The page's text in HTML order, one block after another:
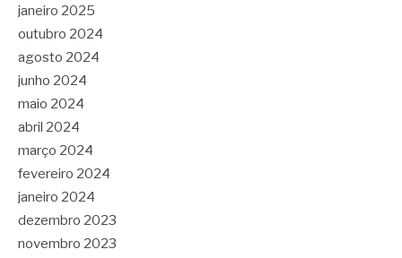
janeiro 2025
outubro 2024
agosto 2024
junho 2024
maio 2024
abril 2024
março 2024
fevereiro 2024
janeiro 2024
dezembro 2023
novembro 2023